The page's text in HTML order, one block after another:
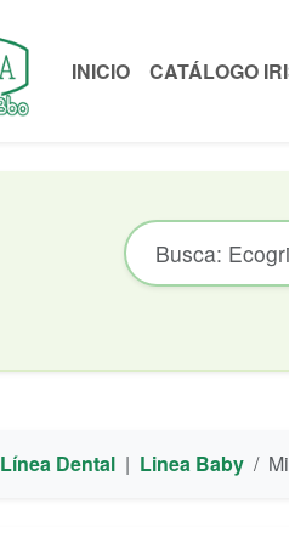
INICIO CATÁLOGO
Línea Dental | Linea Baby Mi